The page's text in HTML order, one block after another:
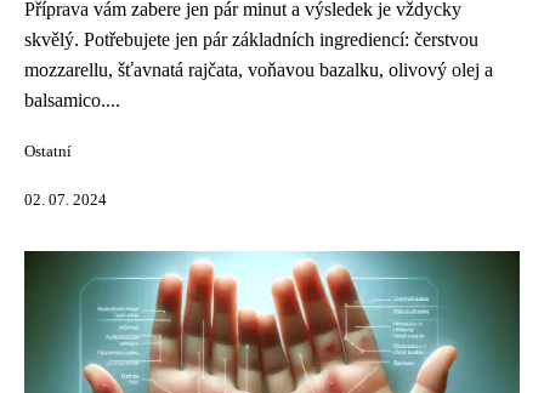
Příprava vám zabere jen pár minut a výsledek je vždycky
skvělý. Potřebujete jen pár základních ingrediencí: čerstvou
mozzarellu, šťavnatá rajčata, voňavou bazalku, olivový olej a
balsamico....
Ostatní
02. 07. 2024